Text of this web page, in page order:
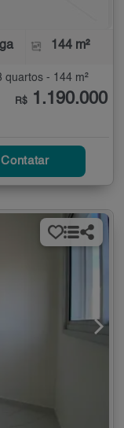
144 m²
quartos - 144 m²
R$ 1.190.000
Contatar